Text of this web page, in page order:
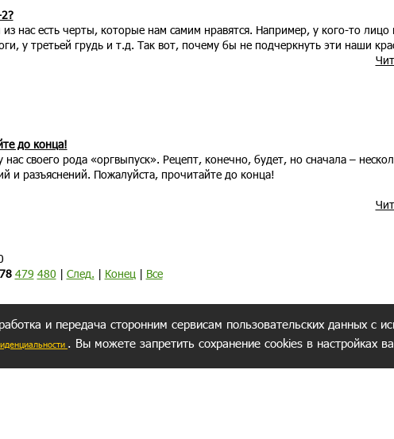
нас есть черты, которые нам самим нравятся. Например, у кого-то лицо
у третьей грудь и т.д. Так вот, почему бы не подчеркнуть эти наши
до конца!
нас своего рода «оргвыпуск». Рецепт, конечно, будет, но сначала –
и разъяснений. Пожалуйста, прочитайте до конца!
479 480 | След. | Конец| Все
и передача сторонним сервисам пользовательских данных
. Вы можете запретить сохранение cookies в настройках